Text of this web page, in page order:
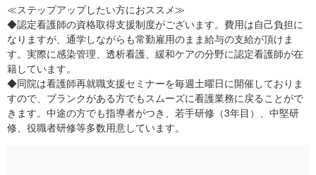
≪ステップアップしたい方におススメ≫
◆認定看護師の資格取得支援制度がございます。費用は自己負担に
なりますが、通学しながらも常勤雇用のまま給与の支給が頂けま
す。実際に感染管理、透析看護、緩和ケアの分野に認定看護師が在
籍しています。
◆同院は看護師再就職支援セミナーを毎週土曜日に開催しておりま
すので、ブランクがある方でもスムーズに看護業務に戻ることがで
きます。中途の方でも指導者がつき、若手研修（3年目）、中堅研
修、役職者研修等多数用意しています。